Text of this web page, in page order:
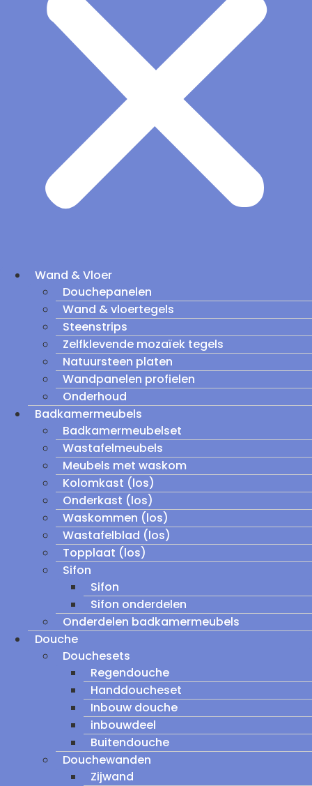
Wand & Vloer
Douchepanelen
Wand & vloertegels
Steenstrips
Zelfklevende mozaïek tegels
Natuursteen platen
Wandpanelen profielen
Onderhoud
Badkamermeubels
Badkamermeubelset
Wastafelmeubels
Meubels met waskom
Kolomkast (los)
Onderkast (los)
Waskommen (los)
Wastafelblad (los)
Topplaat (los)
Sifon
Sifon
Sifon onderdelen
Onderdelen badkamermeubels
Douche
Douchesets
Regendouche
Handdoucheset
Inbouw douche
inbouwdeel
Buitendouche
Douchewanden
Zijwand